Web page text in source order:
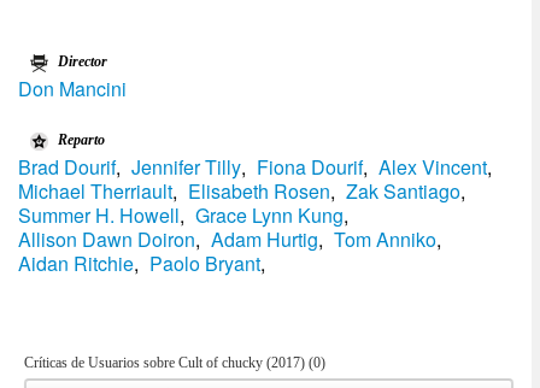
Director
Don Mancini
Reparto
Brad Dourif, Jennifer Tilly, Fiona Dourif, Alex Vincent,
Michael Therriault, Elisabeth Rosen, Zak Santiago,
Summer H. Howell, Grace Lynn Kung,
Allison Dawn Doiron, Adam Hurtig, Tom Anniko,
Aidan Ritchie, Paolo Bryant,
Críticas de Usuarios sobre Cult of chucky (2017) (0)